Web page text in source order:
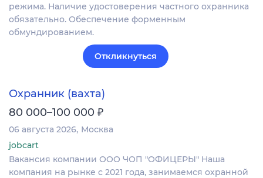
режима. Наличие удостоверения частного охранника
обязательно. Обеспечение форменным
обмундированием.
Откликнуться
Охранник (вахта)
80 000–100 000 ₽
06 августа 2026 Москва
jobcart
Вакансия компании ООО ЧОП "ОФИЦЕРЫ" Наша
компания на рынке с 2021 года, занимаемся охранной